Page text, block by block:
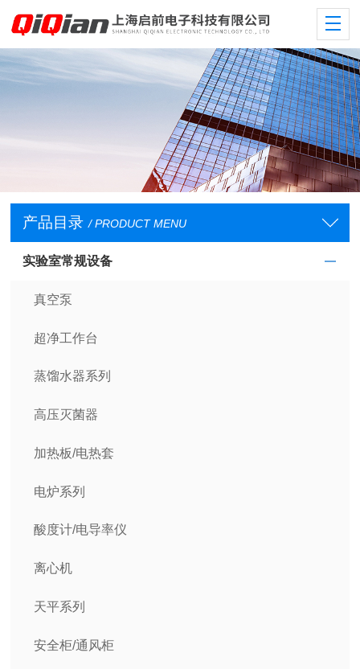
产品目录 / PRODUCT MENU
实验室常规设备
真空泵
超净工作台
蒸馏水器系列
高压灭菌器
加热板/电热套
电炉系列
酸度计/电导率仪
离心机
天平系列
安全柜/通风柜